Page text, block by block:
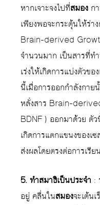
หากเจาะจงไปที่สมอง ก
เพียงพอจะกระตุ้นให้ร่า
Brain-derived
จำนวนมาก เป็นสารที่
เร่งให้เกิดการแบ่งตัวข
นี้เมื่อการออกกำลังกาย
หลั่งสาร Brain-
BDNF ) ออกมาด้วย ตั
เกิดการแตกแขนงของเ
ส่งผลโดยตรงต่อการเรี
5. ทำสมาธิเป็นประจำ :
อยู่ คลื่นในสมองจะเต้น